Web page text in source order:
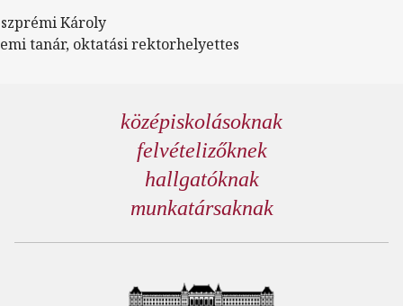
Károly
tanár, oktatási rektorhelyettes
középiskolásoknak
felvételizőknek
hallgatóknak
munkatársaknak